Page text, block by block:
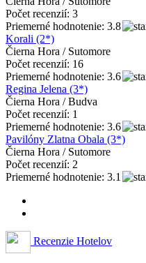
Počet recenzií: 3
Priemerné hodnotenie: 3.8
Korali (2*)
Čierna Hora / Sutomore
Počet recenzií: 16
Priemerné hodnotenie: 3.6
Regina Jelena (3*)
Čierna Hora / Budva
Počet recenzií: 1
Priemerné hodnotenie: 3.6
Pavilóny Zlatna Obala (3*)
Čierna Hora / Sutomore
Počet recenzií: 2
Priemerné hodnotenie: 3.1
Recenzie Hotelov